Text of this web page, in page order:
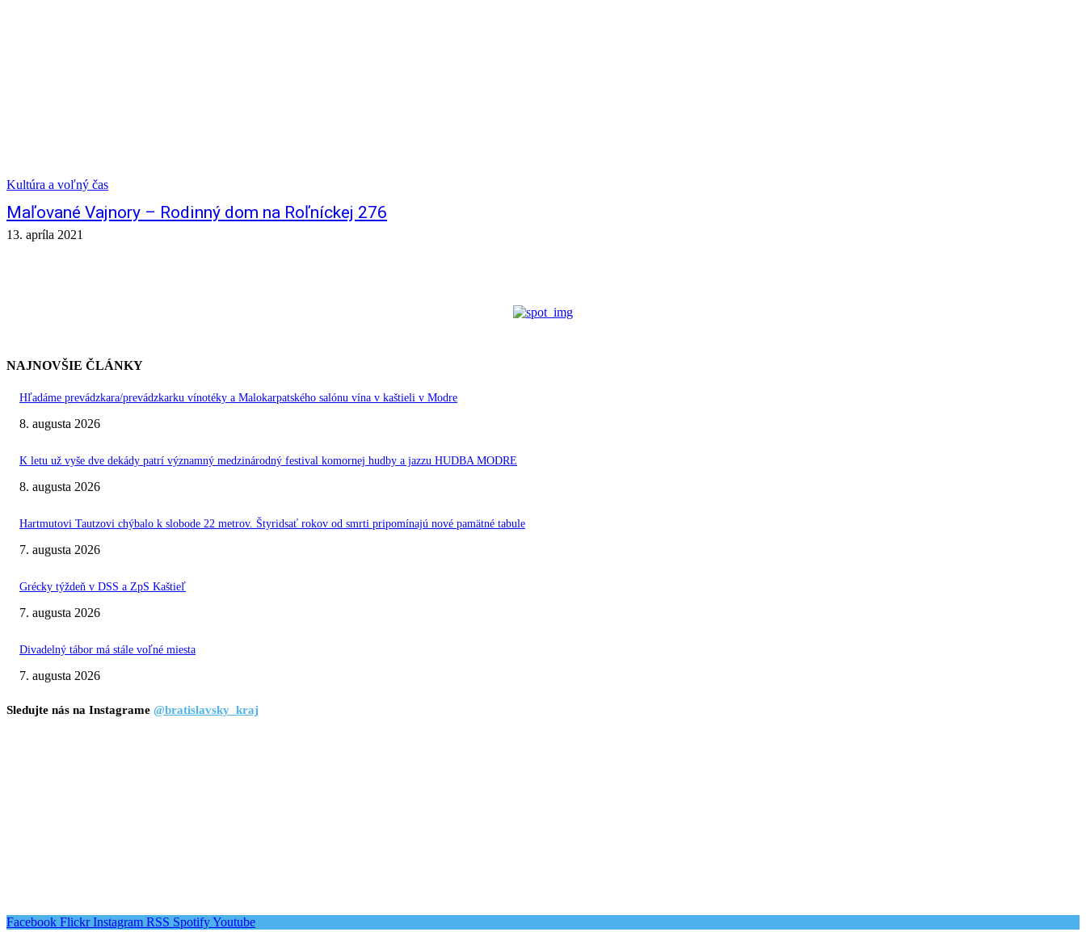
Kultúra a voľný čas
Maľované Vajnory – Rodinný dom na Roľníckej 276
13. apríla 2021
NAJNOVŠIE ČLÁNKY
Hľadáme prevádzkara/prevádzkarku vínotéky a Malokarpatského salónu vína v kaštieli v Modre
8. augusta 2026
K letu už vyše dve dekády patrí významný medzinárodný festival komornej hudby a jazzu HUDBA MODRE
8. augusta 2026
Hartmutovi Tautzovi chýbalo k slobode 22 metrov. Štyridsať rokov od smrti pripomínajú nové pamätné tabule
7. augusta 2026
Grécky týždeň v DSS a ZpS Kaštieľ
7. augusta 2026
Divadelný tábor má stále voľné miesta
7. augusta 2026
Sledujte nás na Instagrame @bratislavsky_kraj
Facebook Flickr Instagram RSS SpotifyYoutube